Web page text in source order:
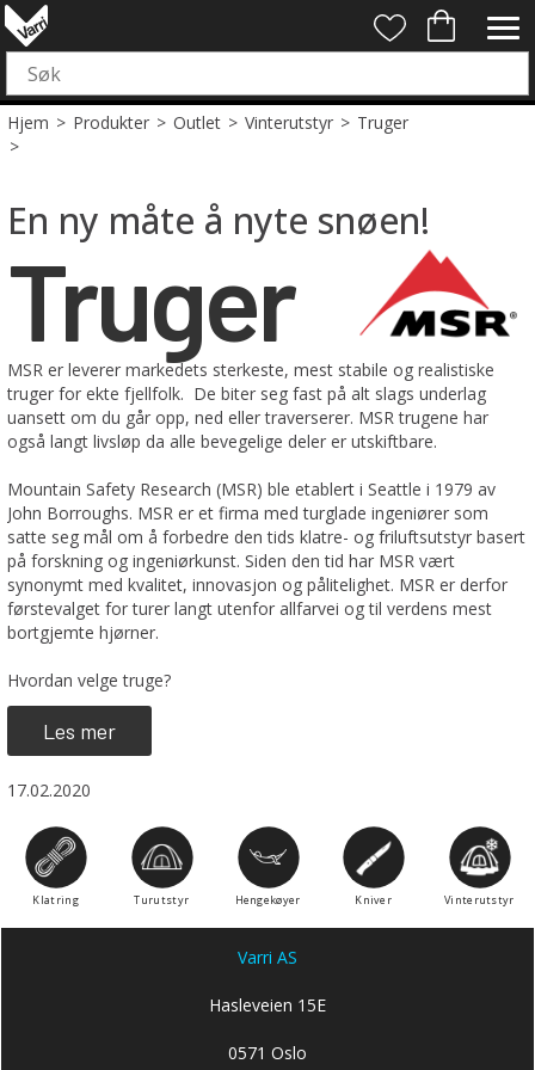
Hjem>Produkter>Outlet>Vinterutstyr>Truger
>
En ny måte å nyte snøen!
Truger
MSR er leverer markedets sterkeste, mest stabile og realistiske
truger for ekte fjellfolk. De biter seg fast på alt slags underlag
uansett om du går opp, ned eller traverserer. MSR trugene har
også langt livsløp da alle bevegelige deler er utskiftbare.
Mountain Safety Research (MSR) ble etablert i Seattle i 1979 av
John Borroughs. MSR er et firma med turglade ingeniører som
satte seg mål om å forbedre den tids klatre- og friluftsutstyr basert
på forskning og ingeniørkunst. Siden den tid har MSR vært
synonymt med kvalitet, innovasjon og pålitelighet. MSR er derfor
førstevalget for turer langt utenfor allfarvei og til verdens mest
bortgjemte hjørner.
Hvordan velge truge?
Les mer
17.02.2020
Klatring Turutstyr Hengekøyer Kniver Vinterutstyr
Varri AS
Hasleveien 15E
0571 Oslo